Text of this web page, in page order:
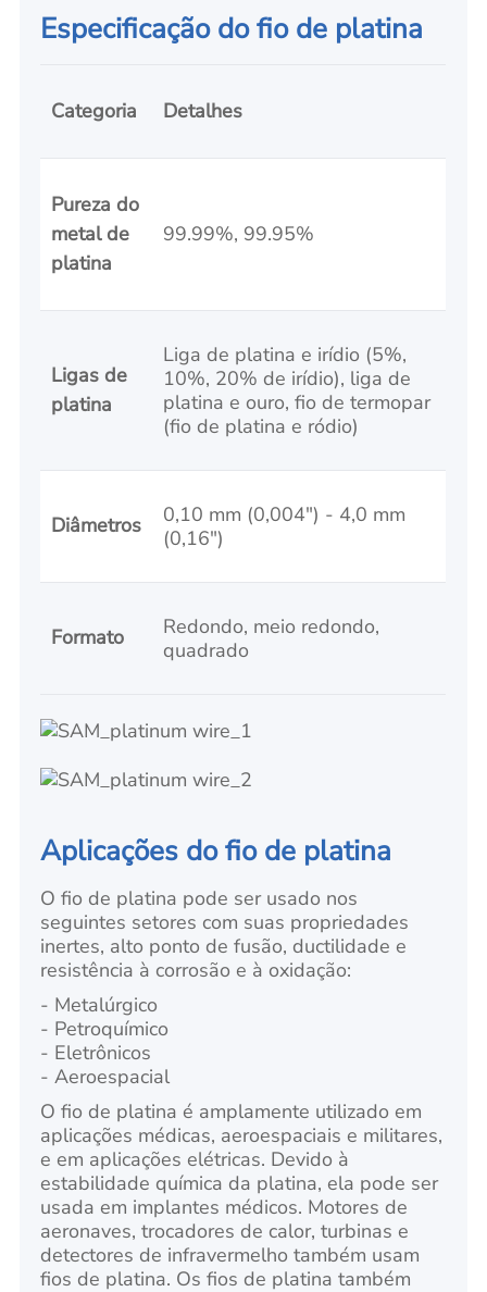
Especificação do fio de platina
Categoria Detalhes
Pureza do
metal de
platina
99.99%, 99.95%
Ligas de
platina
Liga de platina e irídio (5%,
10%, 20% de irídio), liga de
platina e ouro, fio de termopar
(fio de platina e ródio)
Diâmetros
0,10 mm (0,004") - 4,0 mm
(0,16")
Formato
Redondo, meio redondo,
quadrado
Aplicações do fio de platina
O fio de platina pode ser usado nos
seguintes setores com suas propriedades
inertes, alto ponto de fusão, ductilidade e
resistência à corrosão e à oxidação:
- Metalúrgico
- Petroquímico
- Eletrônicos
- Aeroespacial
O fio de platina é amplamente utilizado em
aplicações médicas, aeroespaciais e militares,
e em aplicações elétricas. Devido à
estabilidade química da platina, ela pode ser
usada em implantes médicos. Motores de
aeronaves, trocadores de calor, turbinas e
detectores de infravermelho também usam
fios de platina. Os fios de platina também